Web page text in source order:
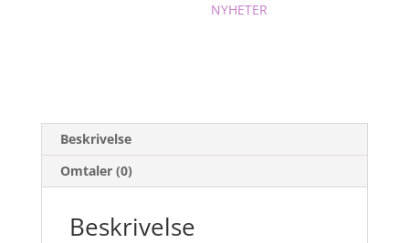
NYHETER
Beskrivelse
Omtaler (0)
Beskrivelse